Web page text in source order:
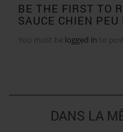
BE THE FIRST TO
SAUCE CHIEN
You must be logged in to
DANS LA